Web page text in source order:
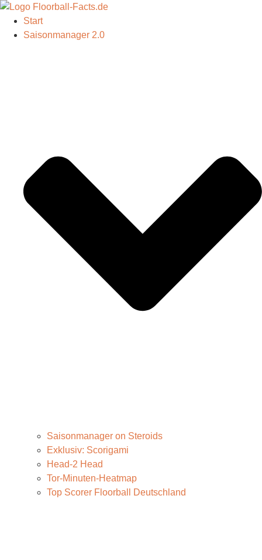
Start
Saisonmanager 2.0
Saisonmanager on Steroids
Exklusiv: Scorigami
Head-2 Head
Tor-Minuten-Heatmap
Top Scorer Floorball Deutschland